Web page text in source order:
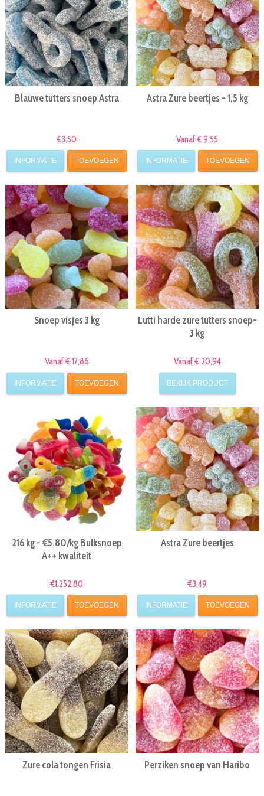
Blauwe tutters snoep Astra
€3,50
INFORMATIE TOEVOEGEN
Astra Zure beertjes - 1,5 kg
Vanaf € 9,55
INFORMATIE TOEVOEGEN
Snoep visjes 3 kg
Vanaf € 17,86
INFORMATIE TOEVOEGEN
Lutti harde zure tutters snoep-
3 kg
Vanaf € 20,94
BEKIJK PRODUCT
216 kg - €5.80/kg Bulksnoep
A++ kwaliteit
€1.252,80
INFORMATIE TOEVOEGEN
Astra Zure beertjes
€3,49
INFORMATIE TOEVOEGEN
Zure cola tongen Frisia Perziken snoep van Haribo